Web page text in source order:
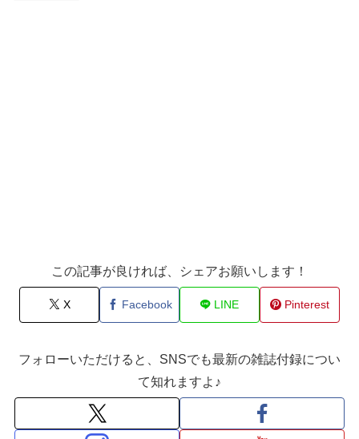
この記事が良ければ、シェアお願いします！
X Facebook LINE Pinterest
フォローいただけると、SNSでも最新の雑誌付録につい
て知れますよ♪